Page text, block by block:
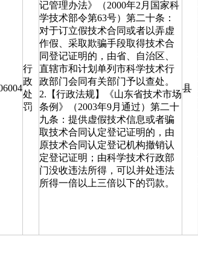
行
政
处
罚
记管理办法》（2000年2月国家科
学技术部令第63号）第二十条：
对于订立假技术合同或者以弄虚
作假、采取欺骗手段取得技术合
同登记证明的，由省、自治区、
直辖市和计划单列市科学技术行
政部门会同有关部门予以查处。
2.【行政法规】《山东省技术市场
条例》（2003年9月通过）第二十
九条：提供虚假技术信息或者骗
取技术合同认定登记证明的，由
原技术合同认定登记机构撤销认
定登记证明；由科学技术行政部
门没收违法所得，可以并处违法
所得一倍以上三倍以下的罚款。
县